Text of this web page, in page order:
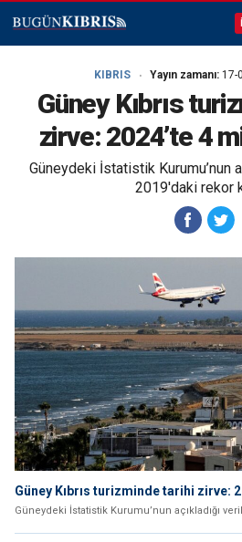
KIBRIS Yayın zamanı: 17-
Güney Kıbrıs
zirve: 2024’te 4
Güneydeki İstatistik Kurumu’nun
2019'daki rekor
Güney Kıbrıs turizminde tarihi zirve:
Güneydeki İstatistik Kurumu’nun açıkladığı